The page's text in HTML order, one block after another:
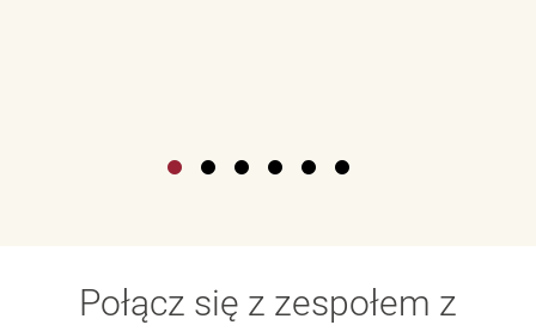
Połącz się z zespołem z